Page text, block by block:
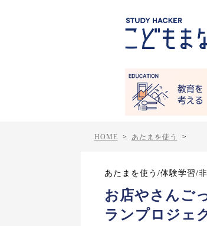
HOME > あたまを使う >
あたまを使う/体験学習/
お店やさんご
ランプロジェ